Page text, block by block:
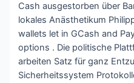
Cash ausgestorben über
lokales Anästhetikum
wallets let in GCash and
options . Die politische
arbeiten Satz für ganz
Sicherheitssystem